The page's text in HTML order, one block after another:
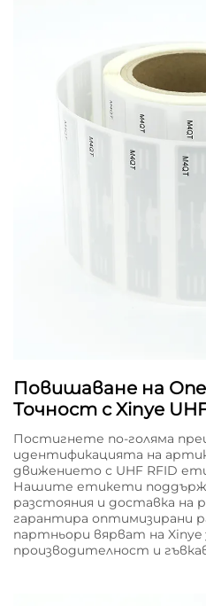
Повишаване на
Точност с Xinye
Постигнете по-голяма
идентификацията на
движението с UHF RFID
Нашите етикети
разстояния и доставка на
гарантира оптимизирани
партньори вярват на Xinye
производителност и